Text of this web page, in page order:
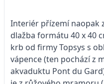
Interiér přízemí naopak
dlažba formátu 40 x 40
krb od firmy Topsys s
vápence (ten pochází z
akvaduktu Pont du